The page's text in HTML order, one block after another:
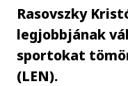
Rasovszky
legjobbjának
sportokat
(LEN).